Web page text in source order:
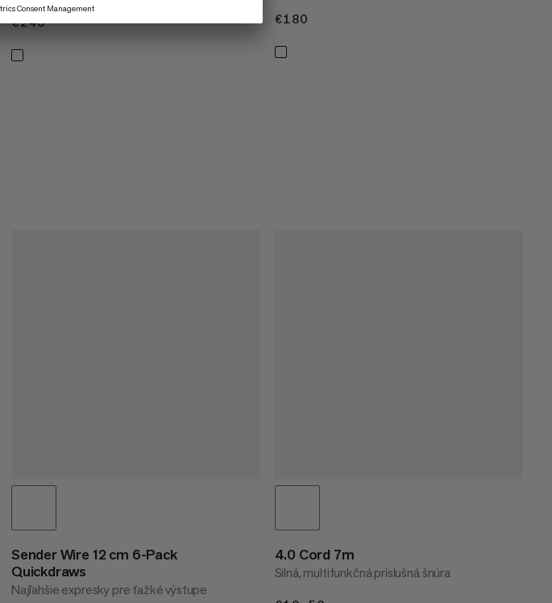
€240€240 €180
Sender Wire 12 cm 6-Pack
Quickdraws
Najľahšie expresky pre ťažké výstupe
4.0 Cord 7m
Silná, multifunkčná príslušná šnúra